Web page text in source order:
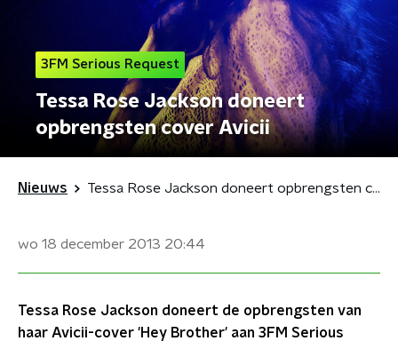
3FM Serious Request
Tessa Rose Jackson doneert
opbrengsten cover Avicii
Nieuws Tessa Rose Jackson doneert opbrengsten cover Avicii
wo 18 december 2013 20:44
Tessa Rose Jackson doneert de opbrengsten van
haar Avicii-cover 'Hey Brother' aan 3FM Serious